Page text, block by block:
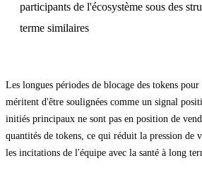
participants de l'écosystème sous des
terme similaires
Les longues périodes de blocage des tokens
méritent d'être soulignées comme un signal
initiés principaux ne sont pas en position de
quantités de tokens, ce qui réduit la pression de
les incitations de l'équipe avec la santé à long